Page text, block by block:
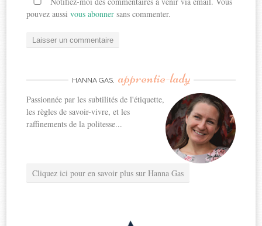
pouvez aussivous abonner sans commenter.
HANNA GAS, apprentie-lady
Passionnée par les subtilités de l'étiquette,
les règles de savoir-vivre, et les
raffinements de la politesse...
Cliquez ici pour en savoir plus sur Hanna Gas